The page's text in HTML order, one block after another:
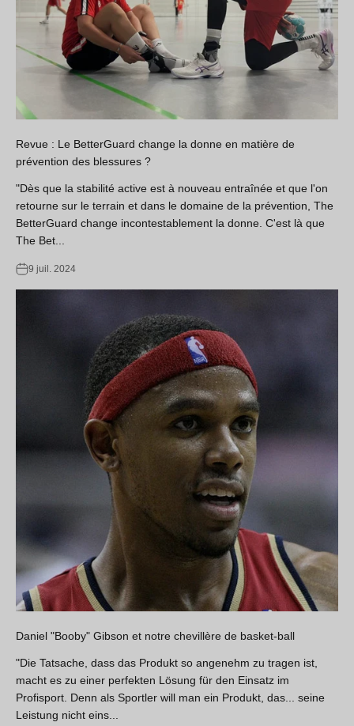
Revue : Le BetterGuard change la donne en matière de
prévention des blessures ?
"Dès que la stabilité active est à nouveau entraînée et que l'on
retourne sur le terrain et dans le domaine de la prévention, The
BetterGuard change incontestablement la donne. C'est là que
The Bet...
9 juil. 2024
Daniel "Booby" Gibson et notre chevillère de basket-ball
"Die Tatsache, dass das Produkt so angenehm zu tragen ist,
macht es zu einer perfekten Lösung für den Einsatz im
Profisport. Denn als Sportler will man ein Produkt, das... seine
Leistung nicht eins...